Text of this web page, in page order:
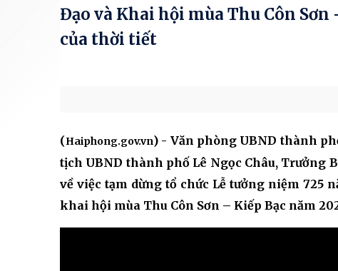
Đạo và Khai hội mùa Thu Côn Sơn
của thời tiết
(Haiphong.gov.vn) - Văn phòng UBND thành
tịch UBND thành phố Lê Ngọc Châu, Trưởng
về việc tạm dừng tổ chức Lễ tưởng niệm 725
khai hội mùa Thu Côn Sơn – Kiếp Bạc năm